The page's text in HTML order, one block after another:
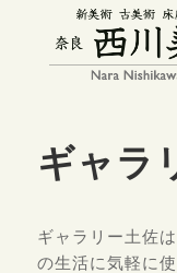
ギャラ
ギャラリー土佐
の生活に気軽に